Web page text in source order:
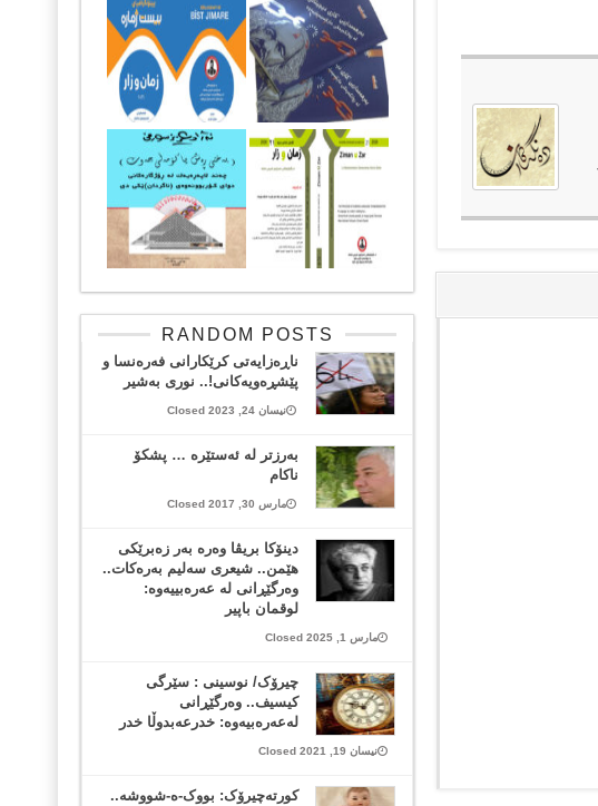
RANDOM POSTS
ناڕەزایەتی کرێکارانی فەرەنسا و
پێشڕەویەکانی!.. نوری بەشیر
نیسان 24, 2023 Closed
بەرزتر لە ئەستێرە … پشكۆ
ناکام
مارس 30, 2017 Closed
دینۆکا بریڤا وەرە بەر زەبرێکی
هێمن.. شیعری سەلیم بەرەکات..
وەرگێڕانی لە عەرەبییەوە:
لوقمان باپیر
مارس 1, 2025 Closed
چیرۆک/ نوسینی : سێرگی
کیسیف.. وەرگێڕانی
لەعەرەبیەوە: خدرعەبدوڵا خدر
نیسان 19, 2021 Closed
کورتەچیرۆک: بووک-ە-شووشە..